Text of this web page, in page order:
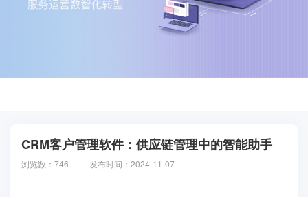
CRM客户管理软件：供应链管理中的智能助手
浏览数：746 发布时间：2024-11-07